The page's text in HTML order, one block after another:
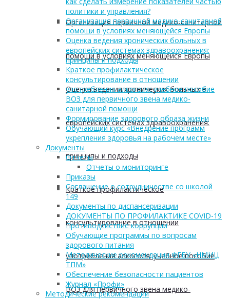
Организация первичной медико-санитарной
помощи в условиях меняющейся Европы
Оценка ведения хронических больных в
европейских системах здравоохранения:
принципы и подходы
Краткое профилактическое
консультирование в отношении
употребления алкоголя: учебное пособие
ВОЗ для первичного звена медико-
политики и управления?
Организация первичной медико-санитарной
помощи в условиях меняющейся Европы
Оценка ведения хронических больных в
европейских системах здравоохранения:
принципы и подходы
Краткое профилактическое
консультирование в отношении
употребления алкоголя: учебное пособие
ВОЗ для первичного звена медико-
санитарной помощи
Формирование здорового образа жизни
Обучающий курс «Внедрение программ
укрепления здоровья на рабочем месте»
Документы
Отчеты
Отчеты о мониторинге
Приказы
Соглашение о сотрудничестве со школой
149
Документы по диспансеризации
ДОКУМЕНТЫ ПО ПРОФИЛАКТИКЕ COVID-19
Противодействие коррупции
Обучающие программы по вопросам
здорового питания
Методические рекомендации ФГБУ «НМИЦ
ТПМ»
Обеспечение безопасности пациентов
Журнал «Профи»
Методические рекомендации